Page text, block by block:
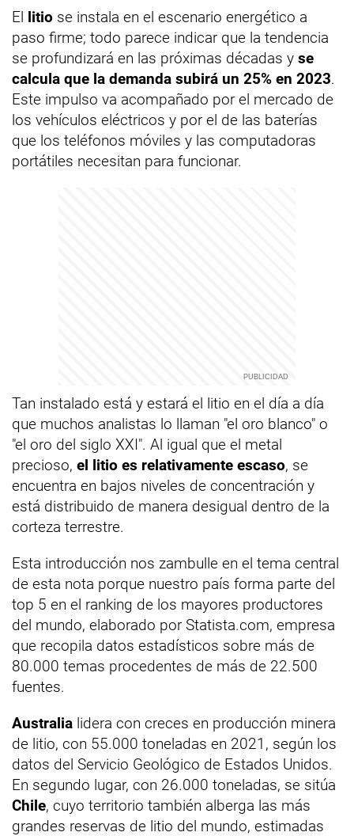
El litio se instala en el escenario energético a
paso firme; todo parece indicar que la tendencia
se profundizará en las próximas décadas y se
calcula que la demanda subirá un 25% en 2023.
Este impulso va acompañado por el mercado de
los vehículos eléctricos y por el de las baterías
que los teléfonos móviles y las computadoras
portátiles necesitan para funcionar.
Tan instalado está y estará el litio en el día a día
que muchos analistas lo llaman "el oro blanco" o
"el oro del siglo XXI". Al igual que el metal
precioso, el litio es relativamente escaso, se
encuentra en bajos niveles de concentración y
está distribuido de manera desigual dentro de la
corteza terrestre.
Esta introducción nos zambulle en el tema central
de esta nota porque nuestro país forma parte del
top 5 en el ranking de los mayores productores
del mundo, elaborado por Statista.com, empresa
que recopila datos estadísticos sobre más de
80.000 temas procedentes de más de 22.500
fuentes.
Australia lidera con creces en producción minera
de litio, con 55.000 toneladas en 2021, según los
datos del Servicio Geológico de Estados Unidos.
En segundo lugar, con 26.000 toneladas, se sitúa
Chile, cuyo territorio también alberga las más
grandes reservas de litio del mundo, estimadas